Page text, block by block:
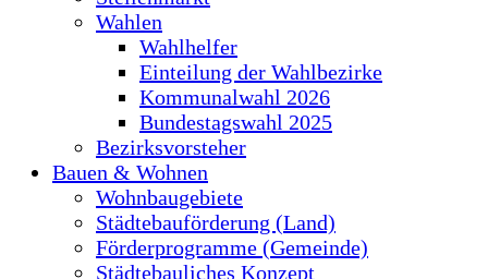
Wahlen
Wahlhelfer
Einteilung der Wahlbezirke
Kommunalwahl 2026
Bundestagswahl 2025
Bezirksvorsteher
Bauen & Wohnen
Wohnbaugebiete
Städtebauförderung (Land)
Förderprogramme (Gemeinde)
Städtebauliches Konzept